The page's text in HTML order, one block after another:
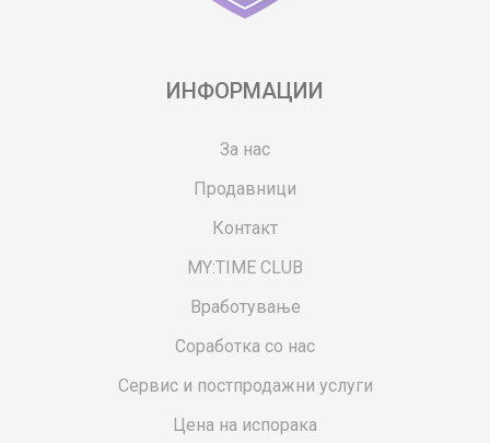
ИНФОРМАЦИИ
За нас
Продавници
Контакт
MY:TIME CLUB
Вработување
Соработка со нас
Сервис и постпродажни услуги
Цена на испорака